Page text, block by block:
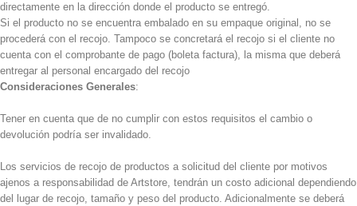
directamente en la dirección donde el producto se entregó.
Si el producto no se encuentra embalado en su empaque original, no se
procederá con el recojo. Tampoco se concretará el recojo si el cliente no
cuenta con el comprobante de pago (boleta factura), la misma que deberá
entregar al personal encargado del recojo
Consideraciones Generales:
Tener en cuenta que de no cumplir con estos requisitos el cambio o
devolución podría ser invalidado.
Los servicios de recojo de productos a solicitud del cliente por motivos
ajenos a responsabilidad de Artstore, tendrán un costo adicional dependiendo
del lugar de recojo, tamaño y peso del producto. Adicionalmente se deberá